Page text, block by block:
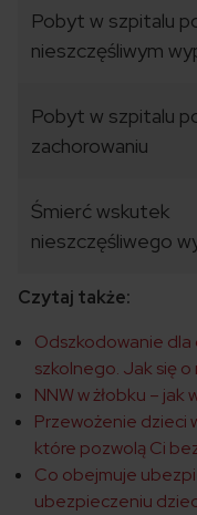
Pobyt w szpitalu
nieszczęśliwym
Pobyt w szpitalu
zachorowaniu
Śmierć wskutek
nieszczęśliwego
Czytaj także:
Odszkodowanie
szkolnego. Jak się
NNW w żłobku –
Przewożenie dzieci
które pozwolą Ci
Co obejmuje
ubezpieczeniu